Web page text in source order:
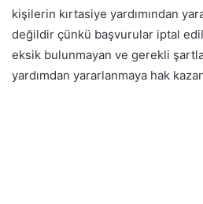
kişilerin kırtasiye yardımından
değildir çünkü başvurular iptal
eksik bulunmayan ve gerekli
yardımdan yararlanmaya hak